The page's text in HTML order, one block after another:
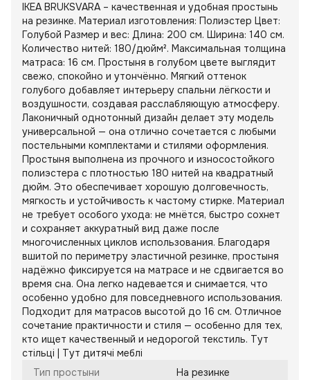
IKEA BRUKSVARA – качественная и удобная простынь
на резинке. Материал изготовления: Полиэстер Цвет:
Голубой Размер и вес: Длина: 200 см. Ширина: 140 см.
Количество нитей: 180/дюйм². Максимальная толщина
матраса: 16 см. Простыня в голубом цвете выглядит
свежо, спокойно и утончённо. Мягкий оттенок
голубого добавляет интерьеру спальни лёгкости и
воздушности, создавая расслабляющую атмосферу.
Лаконичный однотонный дизайн делает эту модель
универсальной — она отлично сочетается с любыми
постельными комплектами и стилями оформления.
Простыня выполнена из прочного и износостойкого
полиэстера с плотностью 180 нитей на квадратный
дюйм. Это обеспечивает хорошую долговечность,
мягкость и устойчивость к частому стирке. Материал
не требует особого ухода: не мнётся, быстро сохнет
и сохраняет аккуратный вид даже после
многочисленных циклов использования. Благодаря
вшитой по периметру эластичной резинке, простыня
надёжно фиксируется на матрасе и не сдвигается во
время сна. Она легко надевается и снимается, что
особенно удобно для повседневного использования.
Подходит для матрасов высотой до 16 см. Отличное
сочетание практичности и стиля — особенно для тех,
кто ищет качественный и недорогой текстиль. Тут
стільці | Тут дитячі меблі
Тип простыни
На резинке